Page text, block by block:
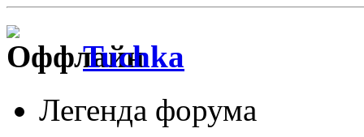
Tuchka
Легенда форума